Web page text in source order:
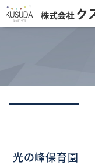
光の峰保育園